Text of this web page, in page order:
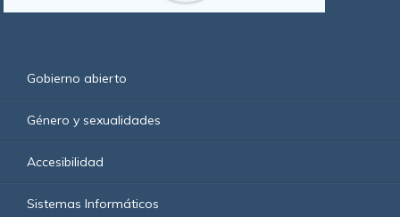
Gobierno abierto
Género y sexualidades
Accesibilidad
Sistemas Informáticos